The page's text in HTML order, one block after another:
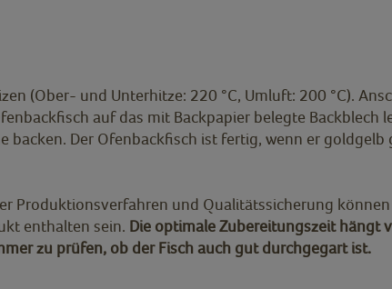
(Ober- und Unterhitze: 220 °C, Umluft: 200 °C).
auf das mit Backpapier belegte Backblech
backen. Der Ofenbackfisch ist fertig, wenn er goldgelb
Produktionsverfahren und Qualitätssicherung können
enthalten sein. Die optimale Zubereitungszeit hängt
zu prüfen, ob der Fisch auch gut durchgegart ist.